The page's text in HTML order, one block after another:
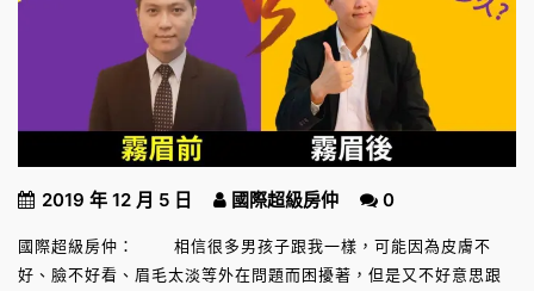
2019 年 12 月 5 日 國際超級房仲 0
國際超級房仲： 相信很多男孩子跟我一樣，可能因為皮膚不
好、臉不好看、眉毛太淡等外在問題而困擾著，但是又不好意思跟